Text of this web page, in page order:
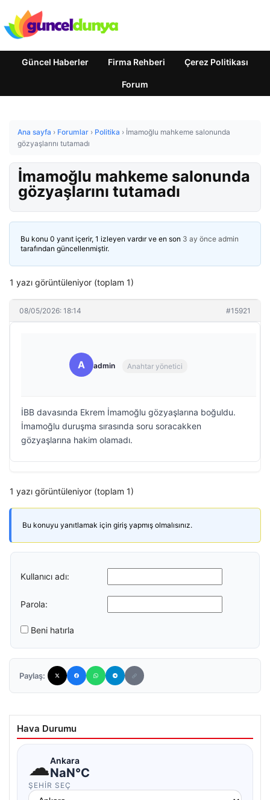
Güncel Haberler Firma Rehberi Çerez Politikası
Forum
Ana sayfa › Forumlar › Politika › İmamoğlu mahkeme salonunda
gözyaşlarını tutamadı
İmamoğlu mahkeme salonunda
gözyaşlarını tutamadı
Bu konu 0 yanıt içerir, 1 izleyen vardır ve en son 3 ay önce admin
tarafından güncellenmiştir.
1 yazı görüntüleniyor (toplam 1)
08/05/2026: 18:14 #15921
A admin Anahtar yönetici
İBB davasında Ekrem İmamoğlu gözyaşlarına boğuldu.
İmamoğlu duruşma sırasında soru soracakken
gözyaşlarına hakim olamadı.
1 yazı görüntüleniyor (toplam 1)
Bu konuyu yanıtlamak için giriş yapmış olmalısınız.
Kullanıcı adı:
Parola:
Beni hatırla
Paylaş:
Hava Durumu
☁Ankara
NaN°C
ŞEHIR SEÇ